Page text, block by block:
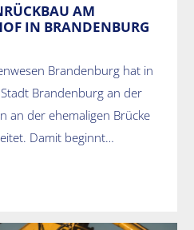
AM
IN BRANDENBURG
Brandenburg hat in
Brandenburg an der
an der ehemaligen Brücke
Damit beginnt…